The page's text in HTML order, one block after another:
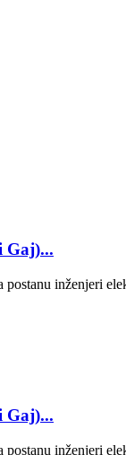
Gaj)...
inženjeri
Gaj)...
inženjeri